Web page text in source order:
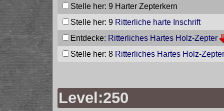
Stelle her: 9 Harter Zepterkern
Stelle her: 9 Ritterliche harte Inschrift
Entdecke: Ritterliches Hartes Holz-Zepter
Stelle her: 8 Ritterliches Hartes Holz-Zepter
Level:250